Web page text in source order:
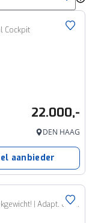
Cockpit
22.000,-
DEN HAAG
aanbieder
SEAT 1.5 TSI Style Business Intense | 1.600KG trekgewicht! | Adapt. cruise | Camera | Stoel&Stuurwiel verwarmd | Apple Carplay & Android Auto |